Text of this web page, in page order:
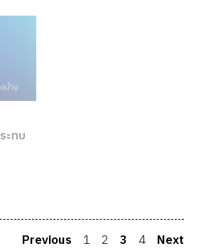
ะทบ
Previous 1 2 3 4 Next